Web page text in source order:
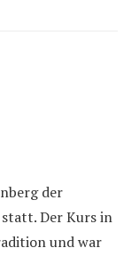
der
Der Kurs in
und war